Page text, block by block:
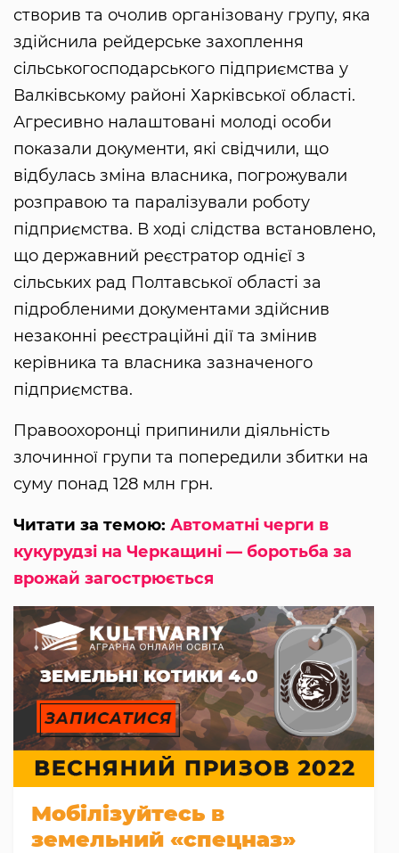
створив та очолив організовану групу, яка
здійснила рейдерське захоплення
сільськогосподарського підприємства у
Валківському районі Харківської області.
Агресивно налаштовані молоді особи
показали документи, які свідчили, що
відбулась зміна власника, погрожували
розправою та паралізували роботу
підприємства. В ході слідства встановлено,
що державний реєстратор однієї з
сільських рад Полтавської області за
підробленими документами здійснив
незаконні реєстраційні дії та змінив
керівника та власника зазначеного
підприємства.
Правоохоронці припинили діяльність
злочинної групи та попередили збитки на
суму понад 128 млн грн.
Читати за темою: Автоматні черги в
кукурудзі на Черкащині — боротьба за
врожай загострюється
Мобілізуйтесь в
земельний «спецназ»